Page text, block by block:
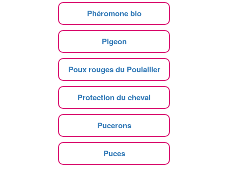
Phéromone bio
Pigeon
Poux rouges du Poulailler
Protection du cheval
Pucerons
Puces